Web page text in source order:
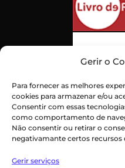
Gerir o
Para fornecer as melhores
cookies para armazenar e/ou
Consentir com essas
como comportamento de
Não consentir ou retirar o
negativamante certos recursos
Gerir serviços